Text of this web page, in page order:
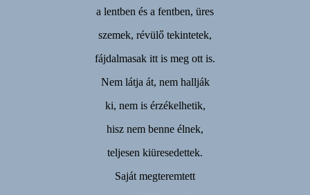
a lentben és a fentben, üres
szemek, révülő tekintetek,
fájdalmasak itt is meg ott is.
Nem látja át, nem hallják
ki, nem is érzékelhetik,
hisz nem benne élnek,
teljesen kiüresedettek.
Saját megteremtett